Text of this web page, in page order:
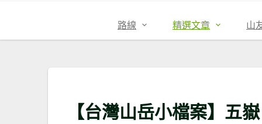
路線 精選文章 山
【台灣山岳小檔案】五嶽